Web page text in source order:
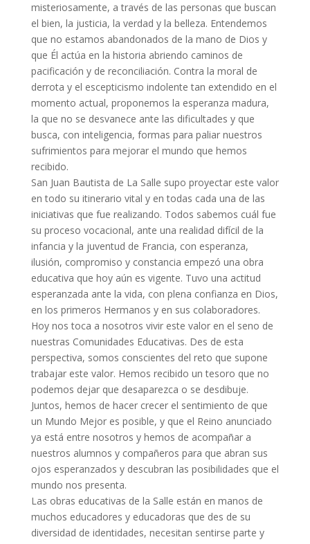
misteriosamente, a través de las personas que buscan
el bien, la justicia, la verdad y la belleza. Entendemos
que no estamos abandonados de la mano de Dios y
que Él actúa en la historia abriendo caminos de
pacificación y de reconciliación. Contra la moral de
derrota y el escepticismo indolente tan extendido en el
momento actual, proponemos la esperanza madura,
la que no se desvanece ante las dificultades y que
busca, con inteligencia, formas para paliar nuestros
sufrimientos para mejorar el mundo que hemos
recibido.
San Juan Bautista de La Salle supo proyectar este valor
en todo su itinerario vital y en todas cada una de las
iniciativas que fue realizando. Todos sabemos cuál fue
su proceso vocacional, ante una realidad difícil de la
infancia y la juventud de Francia, con esperanza,
ilusión, compromiso y constancia empezó una obra
educativa que hoy aún es vigente. Tuvo una actitud
esperanzada ante la vida, con plena confianza en Dios,
en los primeros Hermanos y en sus colaboradores.
Hoy nos toca a nosotros vivir este valor en el seno de
nuestras Comunidades Educativas. Des de esta
perspectiva, somos conscientes del reto que supone
trabajar este valor. Hemos recibido un tesoro que no
podemos dejar que desaparezca o se desdibuje.
Juntos, hemos de hacer crecer el sentimiento de que
un Mundo Mejor es posible, y que el Reino anunciado
ya está entre nosotros y hemos de acompañar a
nuestros alumnos y compañeros para que abran sus
ojos esperanzados y descubran las posibilidades que el
mundo nos presenta.
Las obras educativas de la Salle están en manos de
muchos educadores y educadoras que des de su
diversidad de identidades, necesitan sentirse parte y